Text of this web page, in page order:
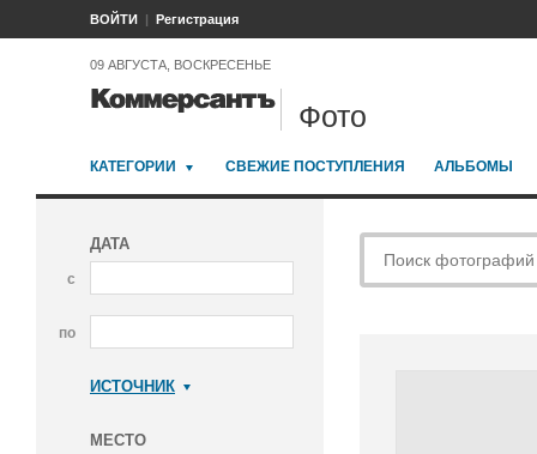
ВОЙТИ Регистрация
09 АВГУСТА, ВОСКРЕСЕНЬЕ
Фото
КАТЕГОРИИ СВЕЖИЕ ПОСТУПЛЕНИЯ АЛЬБОМЫ
ДАТА
с
по
ИСТОЧНИК
МЕСТО